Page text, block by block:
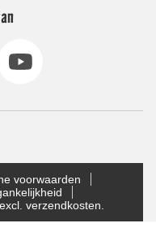
voorwaarden
verzendkosten.